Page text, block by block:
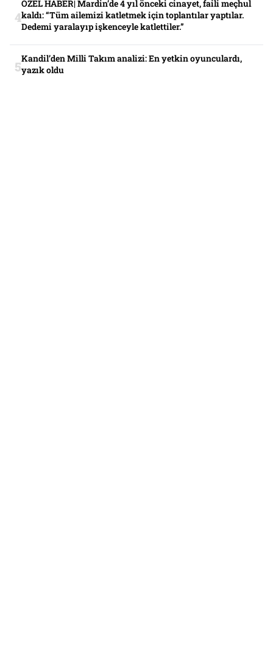
ÖZEL HABER| Mardin’de 4 yıl önceki cinayet, faili meçhul
kaldı: “Tüm ailemizi katletmek için toplantılar yaptılar.
Dedemi yaralayıp işkenceyle katlettiler.”
Kandil’den Milli Takım analizi: En yetkin oyunculardı,
yazık oldu